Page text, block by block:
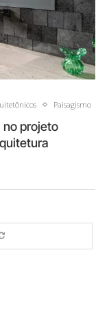
Paisagismo
no projeto